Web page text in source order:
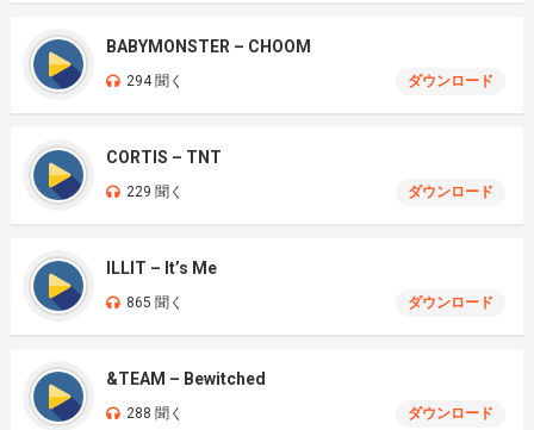
BABYMONSTER – CHOOM
294 聞く ダウンロード
CORTIS – TNT
229 聞く ダウンロード
ILLIT – It’s Me
865 聞く ダウンロード
&TEAM – Bewitched
288 聞く ダウンロード